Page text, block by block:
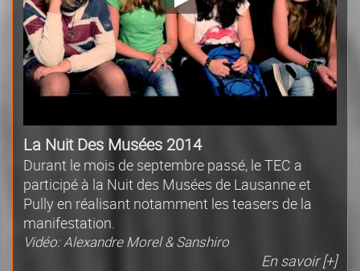
La Nuit Des Musées 2014
Durant le mois de septembre passé, le TEC a
participé à la Nuit des Musées de Lausanne et
Pully en réalisant notamment les teasers de la
manifestation.
Vidéo: Alexandre Morel & Sanshiro
En savoir [+]